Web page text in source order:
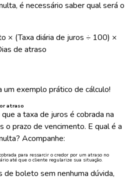
é necessário saber qual será o
× (Taxa diária de juros ÷ 100) ×
de atraso
um exemplo prático de cálculo!
atraso
a taxa de juros é cobrada na
o prazo de vencimento. E qual é a
Acompanhe:
para ressarcir o credor por um atraso no
até que o cliente regularize sua situação.
de boleto sem nenhuma dúvida,